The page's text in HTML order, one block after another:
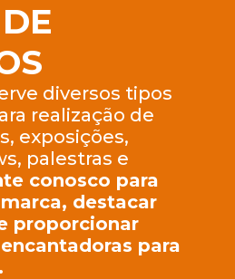
diversos tipos
realização de
exposições,
palestras e
conosco para
destacar
proporcionar
para